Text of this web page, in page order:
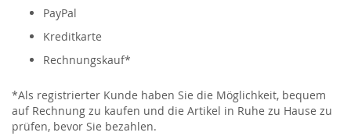
PayPal
Kreditkarte
Rechnungskauf*
*Als registrierter Kunde haben Sie die Möglichkeit, bequem
auf Rechnung zu kaufen und die Artikel in Ruhe zu Hause zu
prüfen, bevor Sie bezahlen.